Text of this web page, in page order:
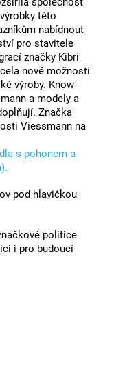
této
nabídnout
pro stavitele
značky Kibri
nové možnosti
výroby. Know-
a modely a
Značka
Viessmann na
s pohonem a
pod hlavičkou
politice
i pro budoucí